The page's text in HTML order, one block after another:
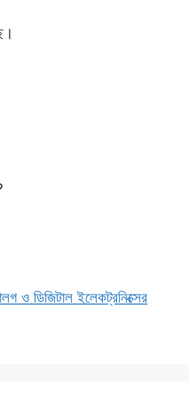
ও ডিজিটাল ইলেকট্রনিক্সের